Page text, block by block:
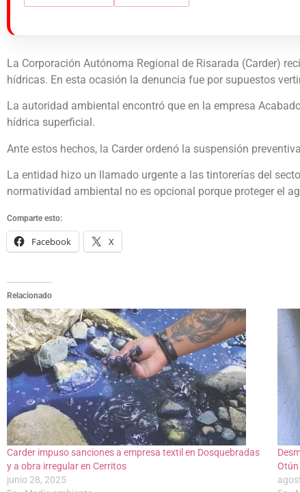
La Corporación Autónoma Regional de Risarada (Carder)
hídricas. En esta ocasión la denuncia fue por supuestos
La autoridad ambiental encontró que en la empresa
hídrica superficial.
Ante estos hechos, la Carder ordenó la suspensión
La entidad hizo un llamado urgente a las tintorerías del
normatividad ambiental no es opcional porque proteger el
Comparte esto:
Facebook X
Relacionado
Carder impuso sanciones a empresa textil en Dosquebradas
y a obra irregular en Cerritos
junio 28, 2025
Otún